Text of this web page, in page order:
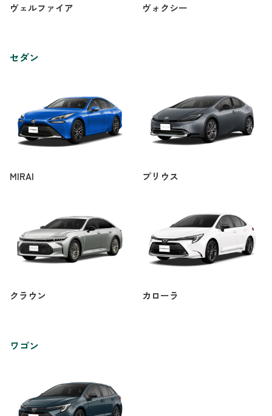
ヴェルファイア ヴォクシー
セダン
MIRAI プリウス
クラウン カローラ
ワゴン